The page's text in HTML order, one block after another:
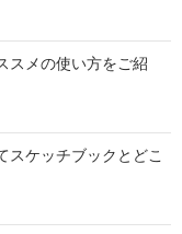
スメの使い方をご紹
スケッチブックとどこ